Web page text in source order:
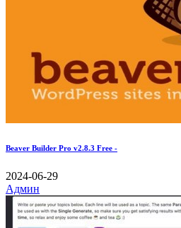
Beaver Builder Pro v2.8.3 Free -
2024-06-29
Админ